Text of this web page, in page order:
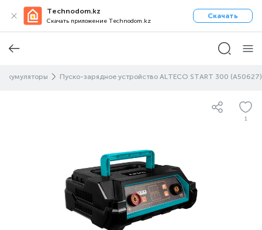
Technodom.kz
Скачать приложение Technodom.kz
Скачать
Пуско-зарядное устройство ALTECO START 300 (A50627)
1